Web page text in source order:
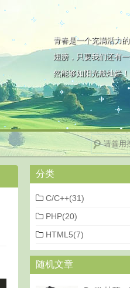
青春是一个充满活力
翅膀，只要我们还有
然能够如阳光般灿烂！
分类
C/C++(31)
PHP(20)
HTML5(7)
随机文章